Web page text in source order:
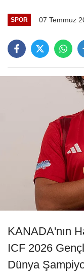
SPOR 07 Temmuz
KANADA'nın
ICF 2026
Dünya